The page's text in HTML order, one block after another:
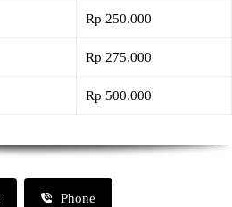
Rp 250.000
Rp 275.000
Rp 500.000
Phone